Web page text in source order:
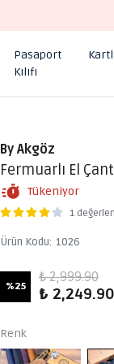
Pasaport
Kılıfı
By Akgöz
Fermuarlı El
Tükeniyor
1
Ürün Kodu: 1026
%25
₺ 2,999.90
₺ 2,249.90
Renk